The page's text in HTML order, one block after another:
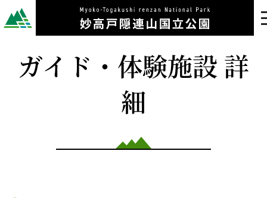
ガイド・体験施設 詳
細